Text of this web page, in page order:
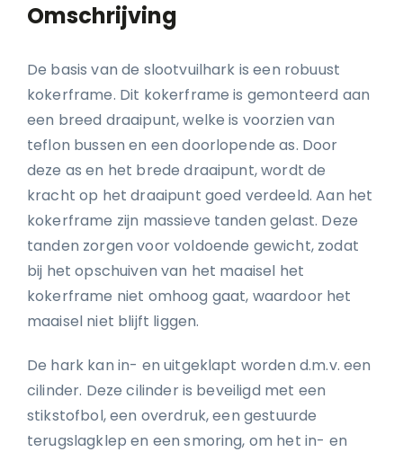
Omschrijving
De basis van de slootvuilhark is een robuust
kokerframe. Dit kokerframe is gemonteerd aan
een breed draaipunt, welke is voorzien van
teflon bussen en een doorlopende as. Door
deze as en het brede draaipunt, wordt de
kracht op het draaipunt goed verdeeld. Aan het
kokerframe zijn massieve tanden gelast. Deze
tanden zorgen voor voldoende gewicht, zodat
bij het opschuiven van het maaisel het
kokerframe niet omhoog gaat, waardoor het
maaisel niet blijft liggen.
De hark kan in- en uitgeklapt worden d.m.v. een
cilinder. Deze cilinder is beveiligd met een
stikstofbol, een overdruk, een gestuurde
terugslagklep en een smoring, om het in- en